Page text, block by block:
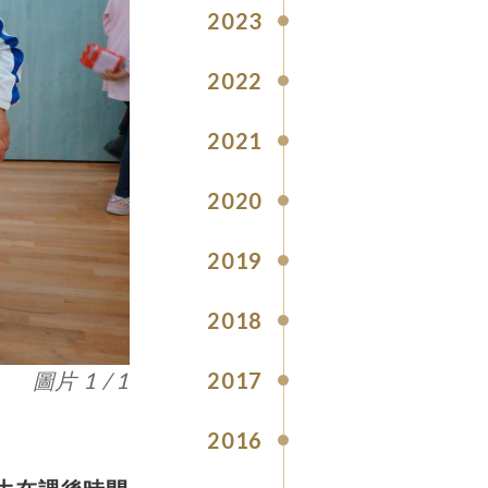
2023
2022
2021
2020
2019
2018
2017
2016
圖片 1 / 1